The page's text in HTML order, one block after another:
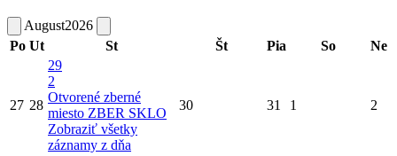
August2026
Po Ut St Št Pia So Ne
27 28
29
2
Otvorené zberné
miesto ZBER SKLO
Zobraziť všetky
záznamy z dňa
30 31 1 2